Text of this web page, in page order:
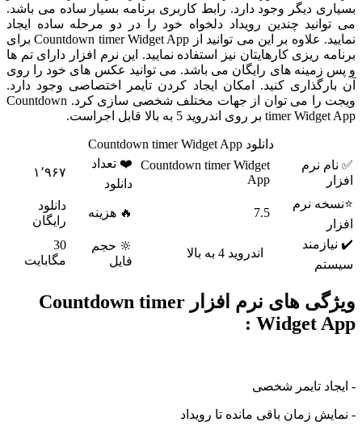
بسیاری دیگر وجود دارد. رابط کاربری برنامه بسیار ساده می باشد.
می توانید چندین رویداد دلخواه خود را در دو مرحله ساده ایجاد
نمایید. علاوه بر این می توانید از Countdown timer Widget App برای
برنامه ریزی کارهایتان نیز استفاده نمایید. این نرم افزار دارای تم ها
و پس زمینه های رایگان می باشد. می توانید عکس های خود را روی
آن بارگذاری کنید. امکان ایجاد کردن تایمر اختصاصی وجود دارد.
ویجت را می توان از جهات مختلف شخصی سازی کرد. Countdown
timer Widget App بر روی اندروید 5 به بالا قابل اجراست.
دانلود Countdown timer Widget App
✅ نام نرم
افزار
Countdown timer Widget
App
❤️ تعداد
دانلود
۱٬۹۶۷
⭐نسخه نرم
افزار
7.5 🔥 هزینه
دانلود
رایگان
✔️ نیازمند
سیستم
اندروید 4 به بالا
🔆 حجم
فایل
30
مگابایت
ویژگی های نرم افزار Countdown timer
Widget App :
- ایجاد تایمر شخصی
- نمایش زمان باقی مانده تا رویداد